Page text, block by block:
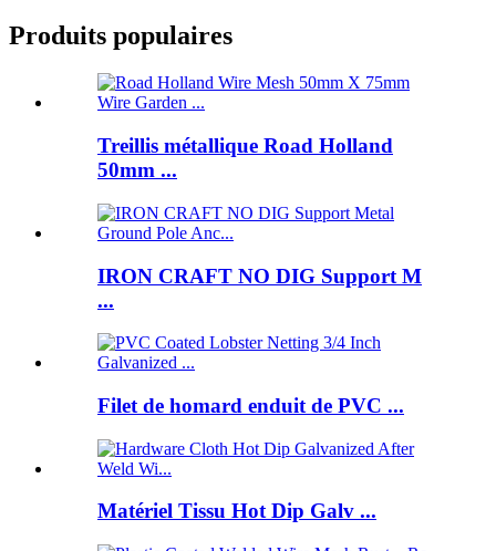
Produits populaires
Treillis métallique Road Holland
50mm ...
IRON CRAFT NO DIG Support M
...
Filet de homard enduit de PVC ...
Matériel Tissu Hot Dip Galv ...